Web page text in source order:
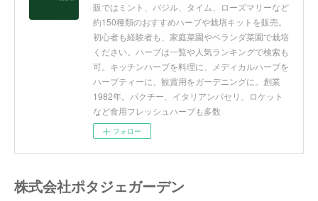
販ではミント、バジル、タイム、ローズマリーなど
約150種類のおすすめハーブや栽培キットを販売。
初心者も経験者も、家庭菜園やベランダ菜園で栽培
ください。ハーブは一覧や人気ランキングで検索も
可。キッチンハーブを料理に、メディカルハーブを
ハーブティーに、観賞用をガーデニングに。創業
1982年。パクチー、イタリアンパセリ、ロケット
など食用フレッシュハーブも多数
フォロー
株式会社ポタジェガーデン